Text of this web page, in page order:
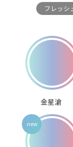
フレッシ
金星滄